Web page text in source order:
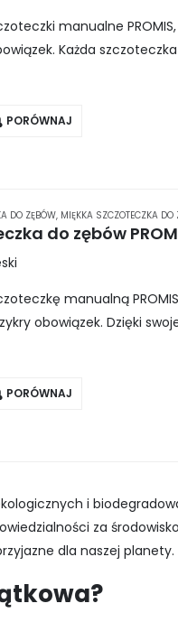
manualne
Każda
skuteczność
PORÓWNAJ
DO ZĘBÓW, MIĘKKA SZCZOTECZKA DO
do zębów
manualną
obowiązek. Dzięki
dokładniejsze
PORÓWNAJ
i
za
dla naszej planety.